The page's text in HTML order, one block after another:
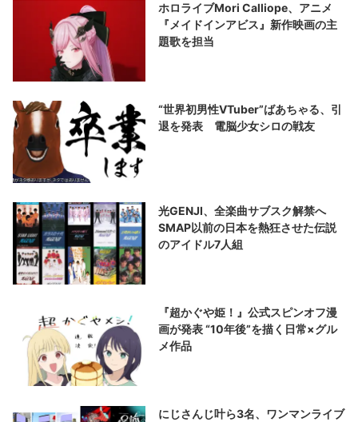
ホロライブMori Calliope、アニメ
『メイドインアビス』新作映画の主
題歌を担当
“世界初男性VTuber”ばあちゃる、引
退を発表 電脳少女シロの戦友
光GENJI、全楽曲サブスク解禁へ
SMAP以前の日本を熱狂させた伝説
のアイドル7人組
『超かぐや姫！』公式スピンオフ漫
画が発表 “10年後”を描く日常×グル
メ作品
にじさんじ叶ら3名、ワンマンライブ